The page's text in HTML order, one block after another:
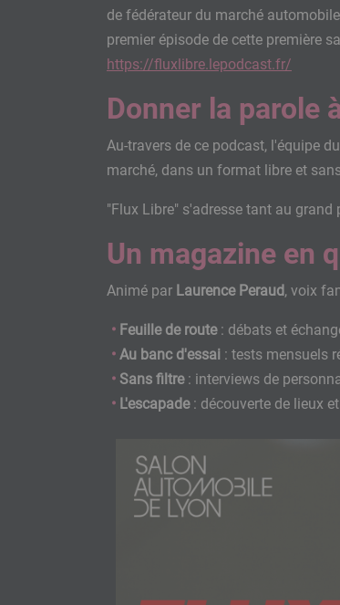
de fédérateur du marché
premier épisode de cette première
https://fluxlibre.lepodcast.fr/
Donner la parole
Au-travers de ce podcast, l'équipe
marché, dans un format libre et
"Flux Libre" s'adresse tant au
Un magazine en
Animé par Laurence Peraud, voix
Feuille de route : débats et
Au banc d'essai : tests mensuels
Sans filtre: interviews de
L'escapade : découverte de lieux